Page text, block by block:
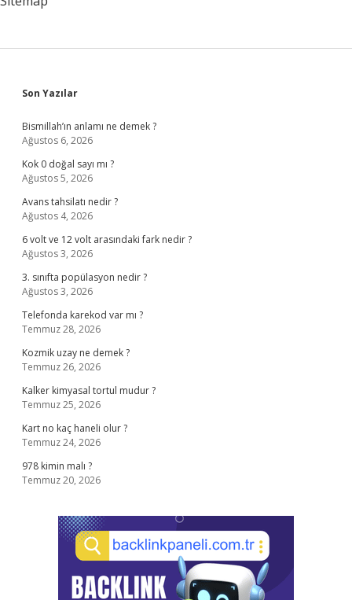
Sidebar
Son Yazılar
Bismillah’ın anlamı ne demek ?
Ağustos 6, 2026
Kok 0 doğal sayı mı ?
Ağustos 5, 2026
Avans tahsilatı nedir ?
Ağustos 4, 2026
6 volt ve 12 volt arasındaki fark nedir ?
Ağustos 3, 2026
3. sınıfta popülasyon nedir ?
Ağustos 3, 2026
Telefonda karekod var mı ?
Temmuz 28, 2026
Kozmik uzay ne demek ?
Temmuz 26, 2026
Kalker kimyasal tortul mudur ?
Temmuz 25, 2026
Kart no kaç haneli olur ?
Temmuz 24, 2026
978 kimin malı ?
Temmuz 20, 2026